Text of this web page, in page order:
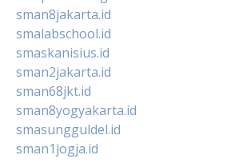
sman8jakarta.id
smalabschool.id
smaskanisius.id
sman2jakarta.id
sman68jkt.id
sman8yogyakarta.id
smasungguldel.id
sman1jogja.id